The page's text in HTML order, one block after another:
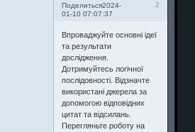
Поделиться 2
2024-
01-10 07:07:37
Впроваджуйте основні ідеї
та результати
дослідження.
Дотримуйтесь логічної
послідовності. Відзначте
використані джерела за
допомогою відповідних
цитат та відсилань.
Перегляньте роботу на